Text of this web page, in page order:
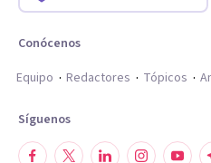
Conócenos
Equipo
Redactores Tópicos
Síguenos